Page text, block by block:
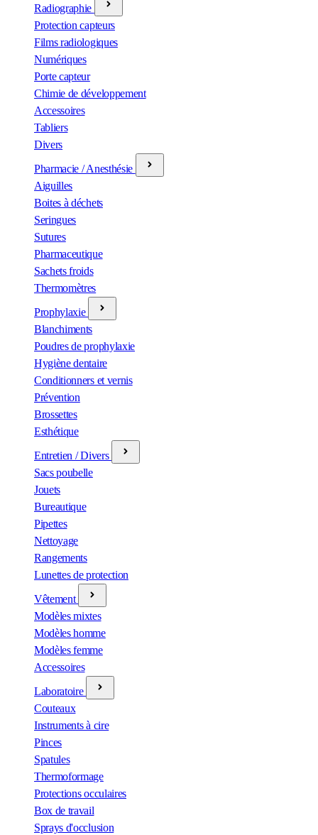
Radiographie
Protection capteurs
Films radiologiques
Numériques
Porte capteur
Chimie de développement
Accessoires
Tabliers
Divers
Pharmacie / Anesthésie
Aiguilles
Boites à déchets
Seringues
Sutures
Pharmaceutique
Sachets froids
Thermomètres
Prophylaxie
Blanchiments
Poudres de prophylaxie
Hygiène dentaire
Conditionners et vernis
Prévention
Brossettes
Esthétique
Entretien / Divers
Sacs poubelle
Jouets
Bureautique
Pipettes
Nettoyage
Rangements
Lunettes de protection
Vêtement
Modèles mixtes
Modèles homme
Modèles femme
Accessoires
Laboratoire
Couteaux
Instruments à cire
Pinces
Spatules
Thermoformage
Protections occulaires
Box de travail
Sprays d'occlusion